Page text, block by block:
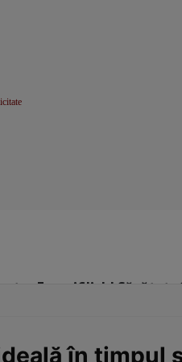
FemeiClick! Sănătate
în timpul